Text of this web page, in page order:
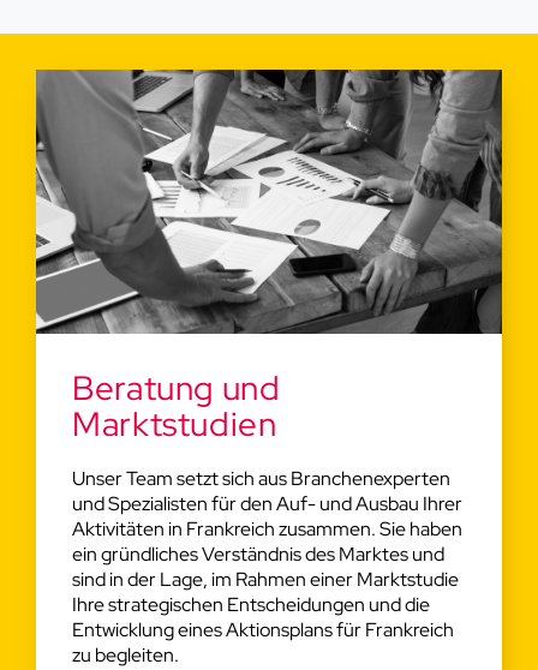
Beratung und
Marktstudien
Unser Team setzt sich aus Branchenexperten
und Spezialisten für den Auf- und Ausbau Ihrer
Aktivitäten in Frankreich zusammen. Sie haben
ein gründliches Verständnis des Marktes und
sind in der Lage, im Rahmen einer Marktstudie
Ihre strategischen Entscheidungen und die
Entwicklung eines Aktionsplans für Frankreich
zu begleiten.